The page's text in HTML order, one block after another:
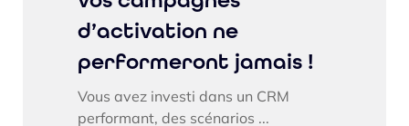
d’activation ne
performeront jamais !
Vous avez investi dans un CRM
performant, des scénarios ...